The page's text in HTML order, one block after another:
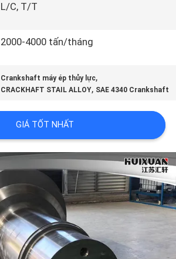
L/C, T/T
2000-4000 tấn/tháng
Crankshaft máy ép thủy lực,
CRACKHAFT STAIL ALLOY, SAE 4340 Crankshaft
GIÁ TỐT NHẤT